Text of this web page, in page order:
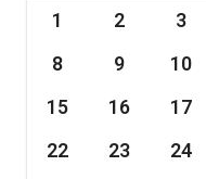
1
2 3
8
9 10
15
16 17
22
23 24